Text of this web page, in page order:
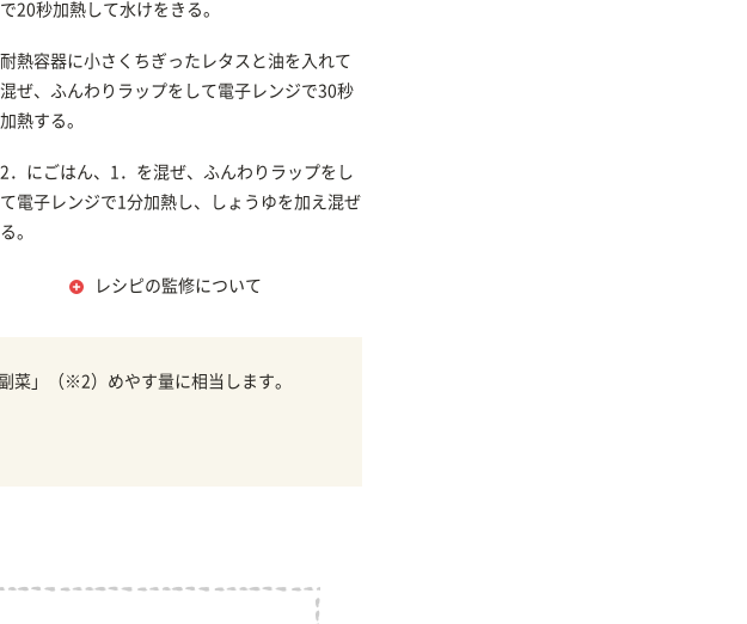
で20秒加熱して水けをきる。
耐熱容器に小さくちぎったレタスと油を入れて
混ぜ、ふんわりラップをして電子レンジで30秒
加熱する。
2．にごはん、1．を混ぜ、ふんわりラップをし
て電子レンジで1分加熱し、しょうゆを加え混ぜ
る。
レシピの監修について
菜」（※2）めやす量に相当します。